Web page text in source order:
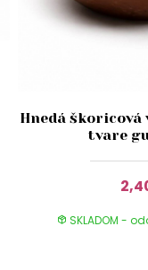
Hnedá škoricová
tvare
SKLADOM -